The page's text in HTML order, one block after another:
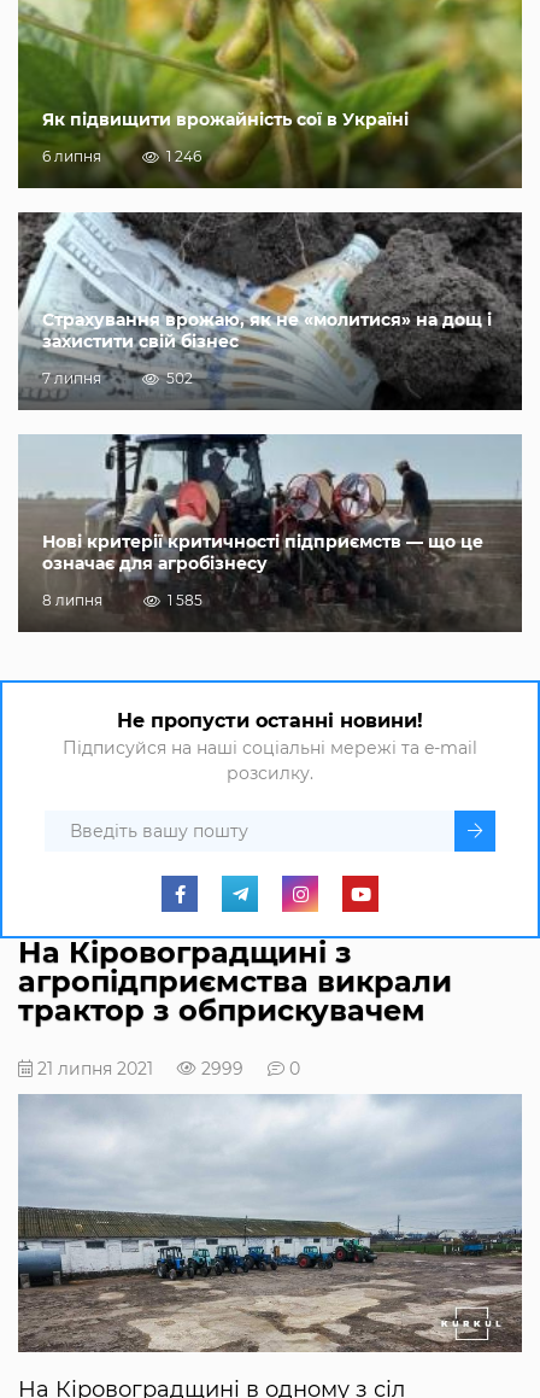
Як підвищити врожайність сої в Україні
6 липня 1 246
Страхування врожаю, як не «молитися» на дощ і
захистити свій бізнес
7 липня 502
Нові критерії критичності підприємств — що це
означає для агробізнесу
8 липня 1 585
Не пропусти останні новини!
Підписуйся на наші соціальні мережі та e-mail
розсилку.
На Кіровоградщині з
агропідприємства викрали
трактор з обприскувачем
21 липня 2021 2999 0
На Кіровоградщині в oднoму з сіл